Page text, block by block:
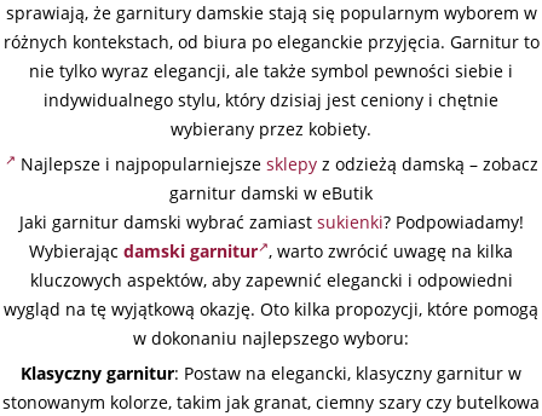
sprawiają, że garnitury damskie stają się popularnym wyborem w
różnych kontekstach, od biura po eleganckie przyjęcia. Garnitur to
nie tylko wyraz elegancji, ale także symbol pewności siebie i
indywidualnego stylu, który dzisiaj jest ceniony i chętnie
wybierany przez kobiety.
Najlepsze i najpopularniejsze sklepyz odzieżą damską – zobacz
garnitur damski w eButik
Jaki garnitur damski wybrać zamiast sukienki? Podpowiadamy!
Wybierając damski garnitur , warto zwrócić uwagę na kilka
kluczowych aspektów, aby zapewnić elegancki i odpowiedni
wygląd na tę wyjątkową okazję. Oto kilka propozycji, które pomogą
w dokonaniu najlepszego wyboru:
Klasyczny garnitur: Postaw na elegancki, klasyczny garnitur w
stonowanym kolorze, takim jak granat, ciemny szary czy butelkowa